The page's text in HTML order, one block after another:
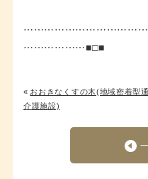
………………■□■
« おおきなくすの木(地域密着型
介護施設)